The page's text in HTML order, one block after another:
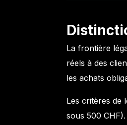
La frontière
réels à des
les achats
Les critères de
sous 500